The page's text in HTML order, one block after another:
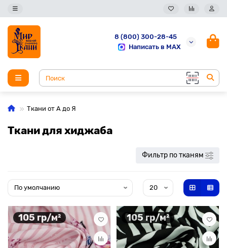
8 (800) 300-28-45
Написать в MAX
Ткани от А до Я
Ткани для хиджаба
Фильтр по тканям
105 гр/м² 105 гр/м²